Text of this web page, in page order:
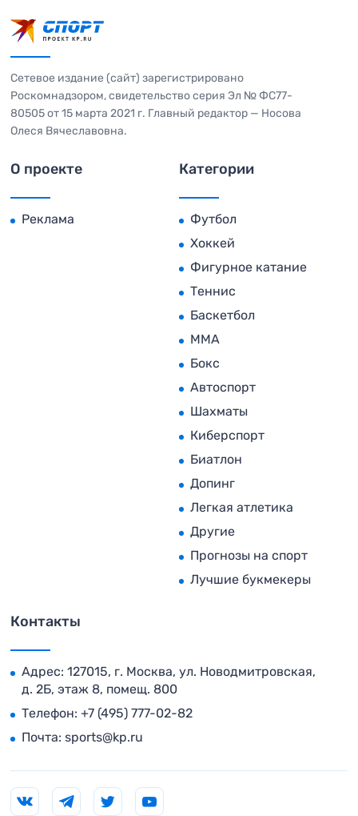
Сетевое издание (сайт) зарегистрировано
Роскомнадзором, свидетельство серия Эл № ФС77-
80505 от 15 марта 2021 г. Главный редактор — Носова
Олеся Вячеславовна.
О проекте
Реклама
Категории
Футбол
Хоккей
Фигурное катание
Теннис
Баскетбол
MMA
Бокс
Автоспорт
Шахматы
Киберспорт
Биатлон
Допинг
Легкая атлетика
Другие
Прогнозы на спорт
Лучшие букмекеры
Контакты
Адрес: 127015, г. Москва, ул. Новодмитровская,
д. 2Б, этаж 8, помещ. 800
Телефон: +7 (495) 777-02-82
Почта: sports@kp.ru